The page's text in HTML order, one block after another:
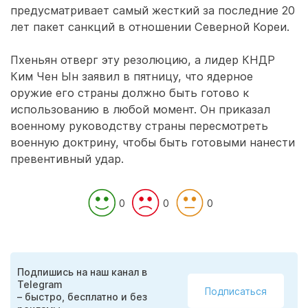
предусматривает самый жесткий за последние 20
лет пакет санкций в отношении Северной Кореи.
Пхеньян отверг эту резолюцию, а лидер КНДР
Ким Чен Ын заявил в пятницу, что ядерное
оружие его страны должно быть готово к
использованию в любой момент. Он приказал
военному руководству страны пересмотреть
военную доктрину, чтобы быть готовыми нанести
превентивный удар.
0 0 0
Подпишись на наш канал в
Telegram
– быстро, бесплатно и без
Подписаться